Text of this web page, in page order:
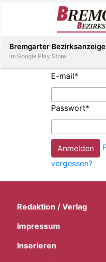
E-
App
Inserieren
E-mail*
Passwort*
vergessen?
Redaktion / Verlag
Impressum
Inserieren
Bremgarter
Im Google Play Store